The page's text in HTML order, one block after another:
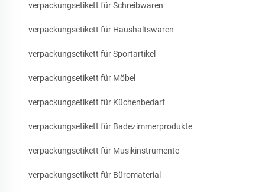
verpackungsetikett für Schreibwaren
verpackungsetikett für Haushaltswaren
verpackungsetikett für Sportartikel
verpackungsetikett für Möbel
verpackungsetikett für Küchenbedarf
verpackungsetikett für Badezimmerprodukte
verpackungsetikett für Musikinstrumente
verpackungsetikett für Büromaterial